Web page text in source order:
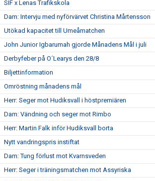
SIF x Lenas Trafikskola
Dam: Intervju med nyförvärvet Christina Mårtensson
Utökad kapacitet till Umeåmatchen
John Junior Igbarumah gjorde Månadens Mål i juli
Derbyfeber på O´Learys den 28/8
Biljettinformation
Omröstning månadens mål
Herr: Seger mot Hudiksvall i höstpremiären
Dam: Vändning och seger mot Rimbo
Herr: Martin Falk inför Hudiksvall borta
Nytt vandringspris instiftat
Dam: Tung förlust mot Kvarnsveden
Herr: Seger i träningsmatchen mot Assyriska